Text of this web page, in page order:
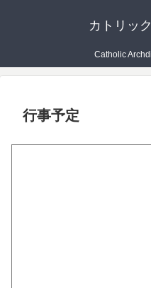
カトリッ
Catholic
行事予定